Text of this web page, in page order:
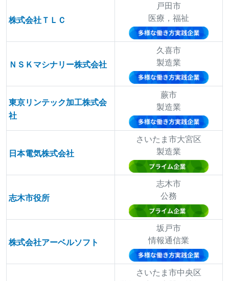
株式会社ＴＬＣ
戸田市
医療，福祉
ＮＳＫマシナリー株式会社
久喜市
製造業
東京リンテック加工株式会
社
蕨市
製造業
日本電気株式会社
さいたま市大宮区
製造業
志木市役所
志木市
公務
株式会社アーベルソフト
坂戸市
情報通信業
さいたま市中央区